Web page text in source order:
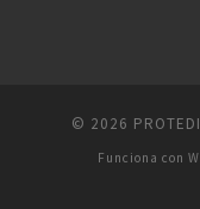
© 2026
Funciona con